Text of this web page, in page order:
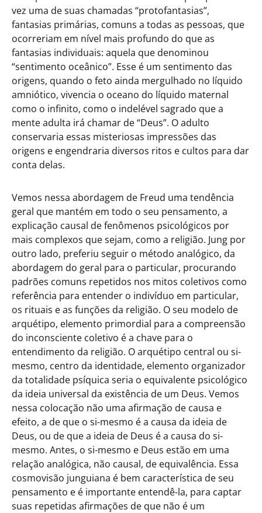
vez uma de suas chamadas “protofantasias”,
fantasias primárias, comuns a todas as pessoas, que
ocorreriam em nível mais profundo do que as
fantasias individuais: aquela que denominou
“sentimento oceânico”. Esse é um sentimento das
origens, quando o feto ainda mergulhado no líquido
amniótico, vivencia o oceano do líquido maternal
como o infinito, como o indelével sagrado que a
mente adulta irá chamar de “Deus”. O adulto
conservaria essas misteriosas impressões das
origens e engendraria diversos ritos e cultos para dar
conta delas.
Vemos nessa abordagem de Freud uma tendência
geral que mantém em todo o seu pensamento, a
explicação causal de fenômenos psicológicos por
mais complexos que sejam, como a religião. Jung por
outro lado, preferiu seguir o método analógico, da
abordagem do geral para o particular, procurando
padrões comuns repetidos nos mitos coletivos como
referência para entender o indivíduo em particular,
os rituais e as funções da religião. O seu modelo de
arquétipo, elemento primordial para a compreensão
do inconsciente coletivo é a chave para o
entendimento da religião. O arquétipo central ou si-
mesmo, centro da identidade, elemento organizador
da totalidade psíquica seria o equivalente psicológico
da ideia universal da existência de um Deus. Vemos
nessa colocação não uma afirmação de causa e
efeito, a de que o si-mesmo é a causa da ideia de
Deus, ou de que a ideia de Deus é a causa do si-
mesmo. Antes, o si-mesmo e Deus estão em uma
relação analógica, não causal, de equivalência. Essa
cosmovisão junguiana é bem característica de seu
pensamento e é importante entendê-la, para captar
suas repetidas afirmações de que não é um